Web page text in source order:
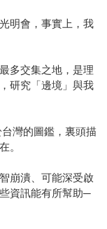
明會，事實上，我
多交集之地，是理
研究「邊境」與我
灣的圖鑑，裏頭描
。
崩潰、可能深受啟
資訊能有所幫助─